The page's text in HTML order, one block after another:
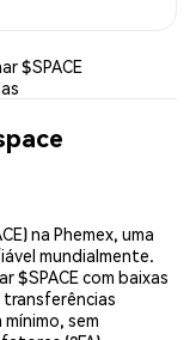
$SPACE
na Phemex, uma
mundialmente.
$SPACE com baixas
sem